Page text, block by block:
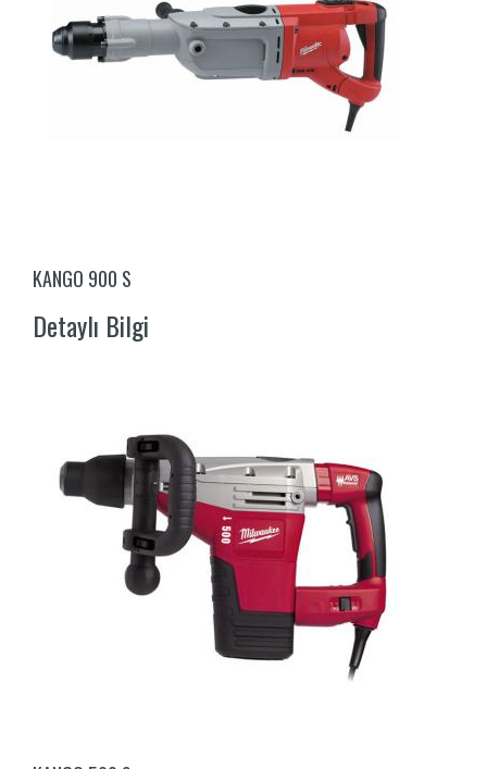
KANGO 900 S
Detaylı Bilgi